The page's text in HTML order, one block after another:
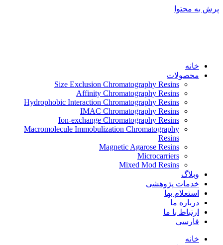
پرش به محتوا
خانه
محصولات
Size Exclusion Chromatography Resins
Affinity Chromatography Resins
Hydrophobic Interaction Chromatography Resins
IMAC Chromatography Resins
Ion-exchange Chromatography Resins
Macromolecule Immobulization Chromatography
Resins
Magnetic Agarose Resins
Microcarriers
Mixed Mod Resins
وبلاگ
خدمات پژوهشی
استعلام بها
درباره ما
ارتباط با ما
فارسی
خانه